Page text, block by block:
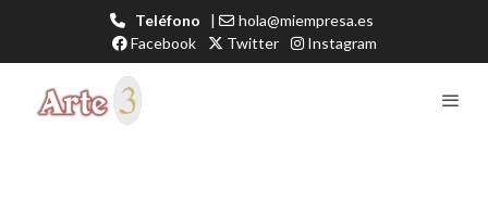
Teléfono |
hola@miempresa.es
Facebook
Twitter Instagram